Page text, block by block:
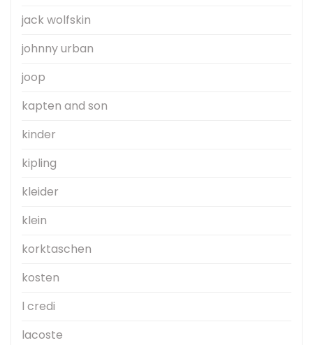
jack wolfskin
johnny urban
joop
kapten and son
kinder
kipling
kleider
klein
korktaschen
kosten
l credi
lacoste